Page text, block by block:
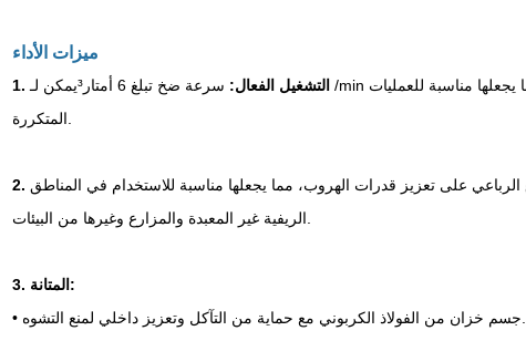
ميزات الأداء
1. التشغيل الفعال: سرعة ضخ تبلغ 6 أمتار ³يمكن لـ /min ضخ خزان سعة 4 أمتار مكعبة بالكامل في 5 دقائق، مما يجعلها مناسبة للعمليات
على تعزيز قدرات الهروب، مما يجعلها مناسبة للاستخدام في المناطق
3. المتانة: